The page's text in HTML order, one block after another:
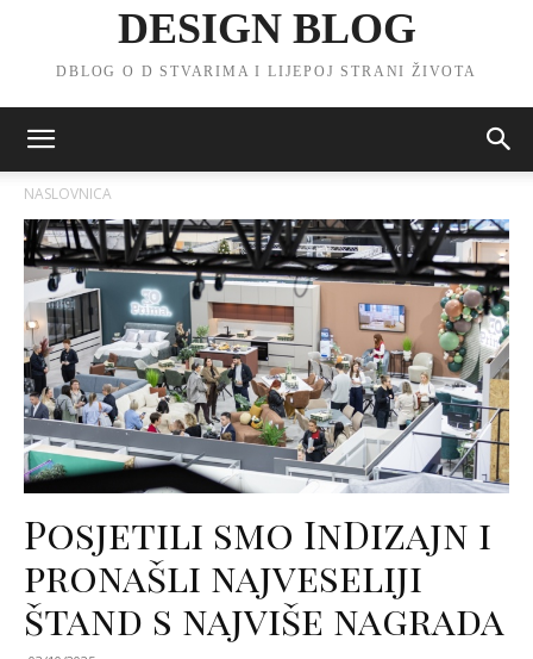
DESIGN BLOG
DBLOG O D STVARIMA I LIJEPOJ STRANI ŽIVOTA
NASLOVNICA
Posjetili smo InDizajn i
pronašli najveseliji
štand s najviše nagrada